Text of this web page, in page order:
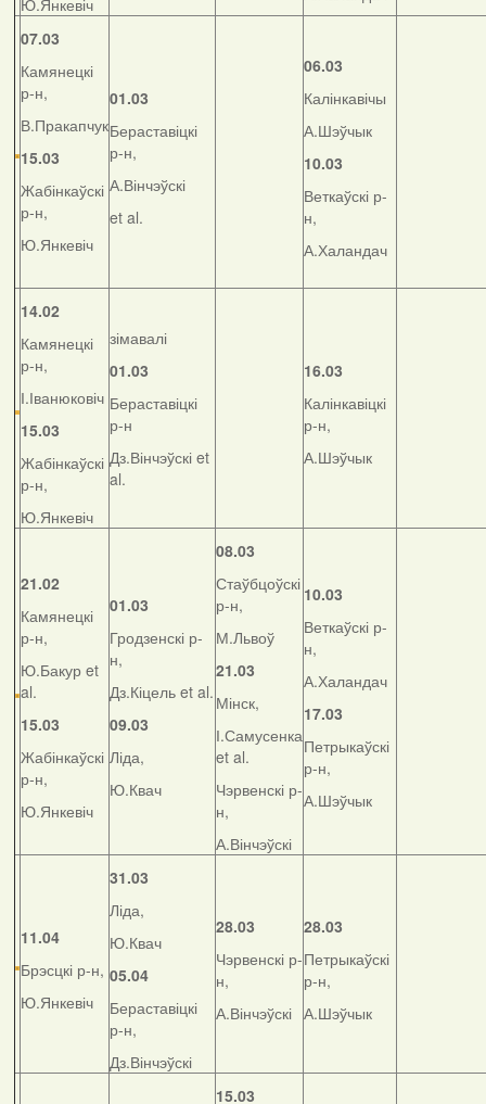
Ю.Янкевіч
07.03
Камянецкі
р-н,
В.Пракапчук
15.03
Жабінкаўскі
р-н,
Ю.Янкевіч
01.03
Бераставіцкі
р-н,
А.Вінчэўскі
et al.
06.03
Калінкавічы
А.Шэўчык
10.03
Веткаўскі р-
н,
А.Халандач
14.02
Камянецкі
р-н,
І.Іванюковіч
15.03
Жабінкаўскі
р-н,
Ю.Янкевіч
зімавалі
01.03
Бераставіцкі
р-н
Дз.Вінчэўскі et
al.
16.03
Калінкавіцкі
р-н,
А.Шэўчык
21.02
Камянецкі
р-н,
Ю.Бакур et
al.
15.03
Жабінкаўскі
р-н,
Ю.Янкевіч
01.03
Гродзенскі р-
н,
Дз.Кіцель et al.
09.03
Ліда,
Ю.Квач
08.03
Стаўбцоўскі
р-н,
М.Львоў
21.03
Мінск,
І.Самусенка
et al.
Чэрвенскі р-
н,
А.Вінчэўскі
10.03
Веткаўскі р-
н,
А.Халандач
17.03
Петрыкаўскі
р-н,
А.Шэўчык
11.04
Брэсцкі р-н,
Ю.Янкевіч
31.03
Ліда,
Ю.Квач
05.04
Бераставіцкі
р-н,
Дз.Вінчэўскі
28.03
Чэрвенскі р-
н,
А.Вінчэўскі
28.03
Петрыкаўскі
р-н,
А.Шэўчык
15.03